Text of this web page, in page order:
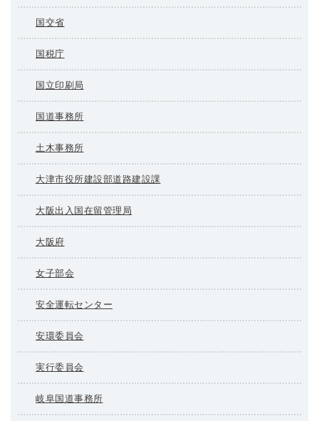
国交省
国税庁
国立印刷局
国道事務所
土木事務所
大津市役所建設部道路建設課
大阪出入国在留管理局
大阪府
女子部会
安全運転センター
安環委員会
実行委員会
岐阜国道事務所